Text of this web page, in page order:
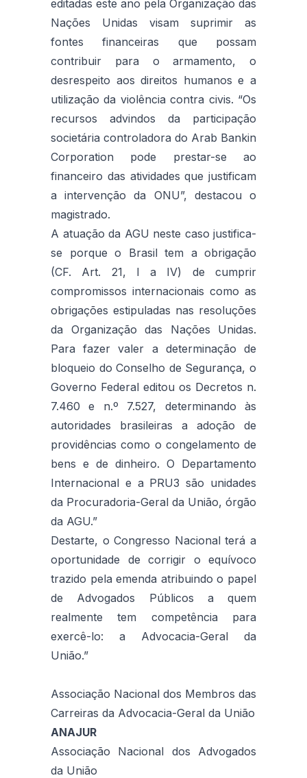
editadas este ano pela Organização das
Nações Unidas visam suprimir as
fontes financeiras que possam
contribuir para o armamento, o
desrespeito aos direitos humanos e a
utilização da violência contra civis. “Os
recursos advindos da participação
societária controladora do Arab Bankin
Corporation pode prestar-se ao
financeiro das atividades que justificam
a intervenção da ONU”, destacou o
magistrado.
A atuação da AGU neste caso justifica-
se porque o Brasil tem a obrigação
(CF. Art. 21, I a IV) de cumprir
compromissos internacionais como as
obrigações estipuladas nas resoluções
da Organização das Nações Unidas.
Para fazer valer a determinação de
bloqueio do Conselho de Segurança, o
Governo Federal editou os Decretos n.
7.460 e n.º 7.527, determinando às
autoridades brasileiras a adoção de
providências como o congelamento de
bens e de dinheiro. O Departamento
Internacional e a PRU3 são unidades
da Procuradoria-Geral da União, órgão
da AGU.”
Destarte, o Congresso Nacional terá a
oportunidade de corrigir o equívoco
trazido pela emenda atribuindo o papel
de Advogados Públicos a quem
realmente tem competência para
exercê-lo: a Advocacia-Geral da
União.”
Associação Nacional dos Membros das
Carreiras da Advocacia-Geral da União
ANAJUR
Associação Nacional dos Advogados
da União